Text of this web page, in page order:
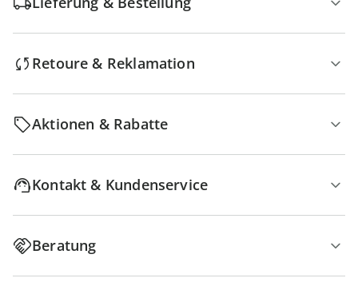
Retoure & Reklamation
Aktionen & Rabatte
Kontakt & Kundenservice
Beratung